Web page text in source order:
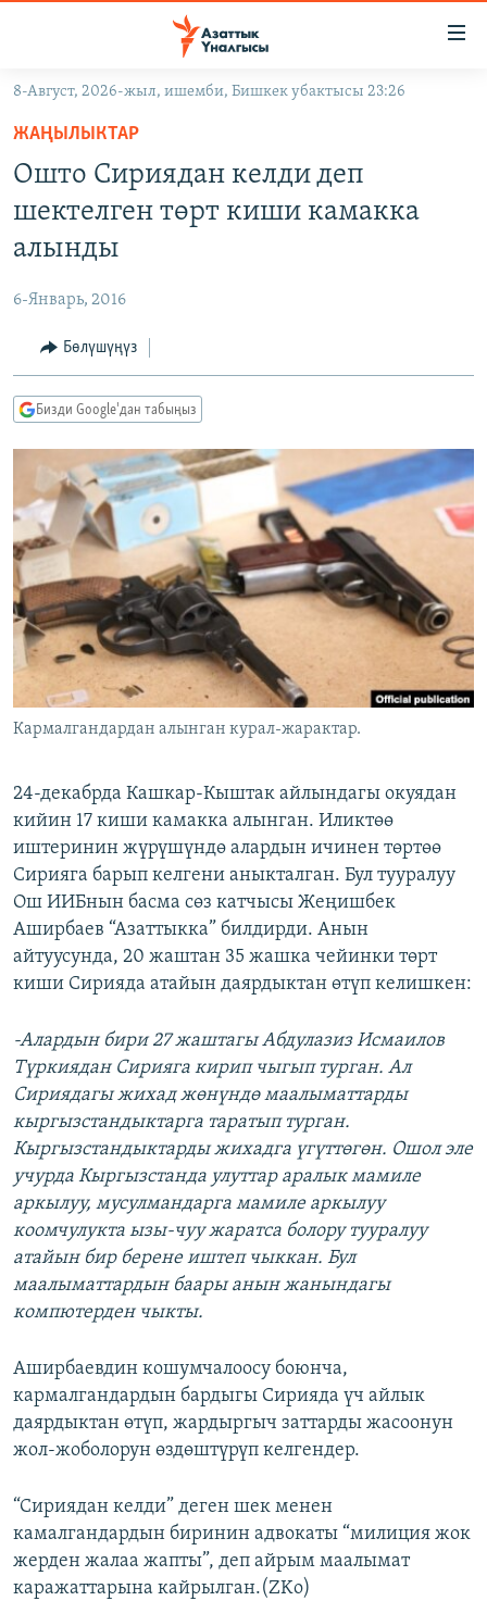
Навигацияга
өтүңүз
Издөөгө
салыңыз
МАДАНИЯТ
ТВ ПРОГРАММАЛАР
БҮГҮН АЗАТТЫКТА
ДАНИСТЕ
ЭЖЕ-СИҢДИЛЕР
АЗАТТЫК+
ЫҢГАЙСЫЗ СУРООЛОР
ПОДКАСТ
Русский
ОНЛАЙН ШЕРИНЕ
ЭЕ/АРнун бардык сайттары
8-Август, 2026-жыл, ишемби, Бишкек убактысы 23:26
ЖАҢЫЛЫКТАР
Ошто Сириядан келди деп
шектелген төрт киши камакка
алынды
6-Январь, 2016
Бөлүшүңүз
Бизди Google'дан табыңыз
Кармалгандардан алынган курал-жарактар.
24-декабрда Кашкар-Кыштак айлындагы окуядан
кийин 17 киши камакка алынган. Иликтөө
иштеринин жүрүшүндө алардын ичинен төртөө
Сирияга барып келгени аныкталган. Бул тууралуу
Ош ИИБнын басма сөз катчысы Жеңишбек
Аширбаев “Азаттыкка” билдирди. Анын
айтуусунда, 20 жаштан 35 жашка чейинки төрт
киши Сирияда атайын даярдыктан өтүп келишкен:
-Алардын бири 27 жаштагы Абдулазиз Исмаилов
Түркиядан Сирияга кирип чыгып турган. Ал
Сириядагы жихад жөнүндө маалыматтарды
кыргызстандыктарга таратып турган.
Кыргызстандыктарды жихадга үгүттөгөн. Ошол эле
учурда Кыргызстанда улуттар аралык мамиле
аркылуу, мусулмандарга мамиле аркылуу
коомчулукта ызы-чуу жаратса болору тууралуу
атайын бир берене иштеп чыккан. Бул
маалыматтардын баары анын жанындагы
компютерден чыкты.
Аширбаевдин кошумчалоосу боюнча,
кармалгандардын бардыгы Сирияда үч айлык
даярдыктан өтүп, жардыргыч заттарды жасоонун
жол-жоболорун өздөштүрүп келгендер.
“Сириядан келди” деген шек менен
камалгандардын биринин адвокаты “милиция жок
жерден жалаа жапты”, деп айрым маалымат
каражаттарына кайрылган.(ZKo)